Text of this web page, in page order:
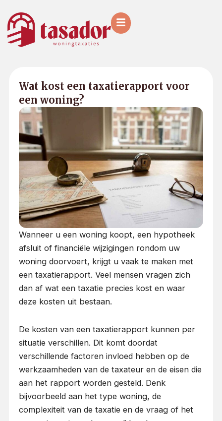
naar
de
inhoud
Wat kost een taxatierapport voor
een woning?
Wanneer u een woning koopt, een hypotheek
afsluit of financiële wijzigingen rondom uw
woning doorvoert, krijgt u vaak te maken met
een taxatierapport. Veel mensen vragen zich
dan af wat een taxatie precies kost en waar
deze kosten uit bestaan.
De kosten van een taxatierapport kunnen per
situatie verschillen. Dit komt doordat
verschillende factoren invloed hebben op de
werkzaamheden van de taxateur en de eisen die
aan het rapport worden gesteld. Denk
bijvoorbeeld aan het type woning, de
complexiteit van de taxatie en de vraag of het